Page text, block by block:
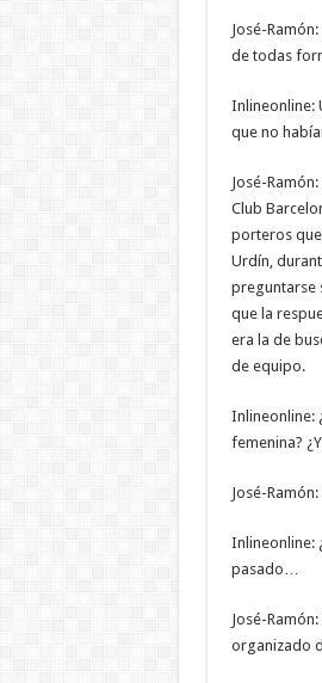
José-
de todas
Inlineonline:
que no
José-
Club
porteros
Urdín,
preguntarse
que la
era la de
de equipo.
Inlineonline:
femenina?
José-
Inlineonline:
pasado…
José-
organizado